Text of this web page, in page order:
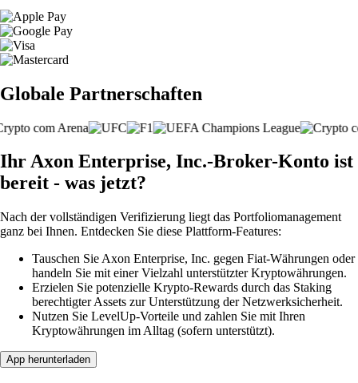
Globale Partnerschaften
Ihr Axon Enterprise, Inc.-Broker-Konto ist
bereit - was jetzt?
Nach der vollständigen Verifizierung liegt das Portfoliomanagement
ganz bei Ihnen. Entdecken Sie diese Plattform-Features:
Tauschen Sie Axon Enterprise, Inc. gegen Fiat-Währungen oder
handeln Sie mit einer Vielzahl unterstützter Kryptowährungen.
Erzielen Sie potenzielle Krypto-Rewards durch das Staking
berechtigter Assets zur Unterstützung der Netzwerksicherheit.
Nutzen Sie LevelUp-Vorteile und zahlen Sie mit Ihren
Kryptowährungen im Alltag (sofern unterstützt).
App herunterladen